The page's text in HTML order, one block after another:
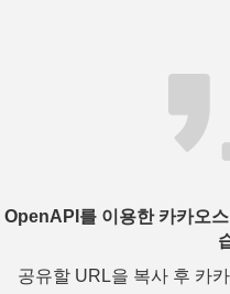
OpenAPI를 이용한 카카오
공유할 URL을 복사 후 카